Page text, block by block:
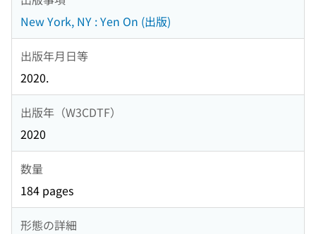
New York, NY : Yen On (出版)
出版年月日等
2020.
出版年（W3CDTF）
2020
数量
184 pages
形態の詳細